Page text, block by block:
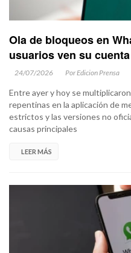
Ola de bloqueos en
usuarios ven su
24/07/2026 Por Edicion Prensa
Entre ayer y hoy se
repentinas en la aplicación de
estrictos y las versiones no
causas principales
LEER MÁS